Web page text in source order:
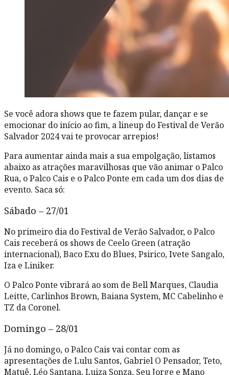
Se você adora shows que te fazem pular, dançar e se
emocionar do início ao fim, a lineup do Festival de Verão
Salvador 2024 vai te provocar arrepios!
Para aumentar ainda mais a sua empolgação, listamos
abaixo as atrações maravilhosas que vão animar o Palco
Rua, o Palco Cais e o Palco Ponte em cada um dos dias de
evento. Saca só:
Sábado – 27/01
No primeiro dia do Festival de Verão Salvador, o Palco
Cais receberá os shows de Ceelo Green (atração
internacional), Baco Exu do Blues, Psirico, Ivete Sangalo,
Iza e Liniker.
O Palco Ponte vibrará ao som de Bell Marques, Claudia
Leitte, Carlinhos Brown, Baiana System, MC Cabelinho e
TZ da Coronel.
Domingo – 28/01
Já no domingo, o Palco Cais vai contar com as
apresentações de Lulu Santos, Gabriel O Pensador, Teto,
Matuê, Léo Santana, Luiza Sonza, Seu Jorge e Mano